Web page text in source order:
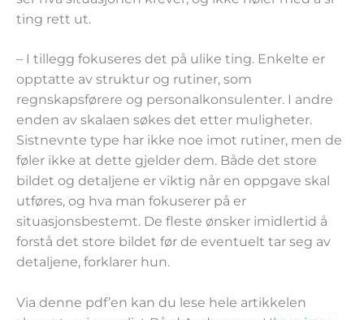
ting rett ut.
– I tillegg fokuseres det på ulike ting. Enkelte er
opptatte av struktur og rutiner, som
regnskapsførere og personalkonsulenter. I andre
enden av skalaen søkes det etter muligheter.
Sistnevnte type har ikke noe imot rutiner, men de
føler ikke at dette gjelder dem. Både det store
bildet og detaljene er viktig når en oppgave skal
utføres, og hva man fokuserer på er
situasjonsbestemt. De fleste ønsker imidlertid å
forstå det store bildet før de eventuelt tar seg av
detaljene, forklarer hun.
Via denne pdf’en kan du lese hele artikkelen